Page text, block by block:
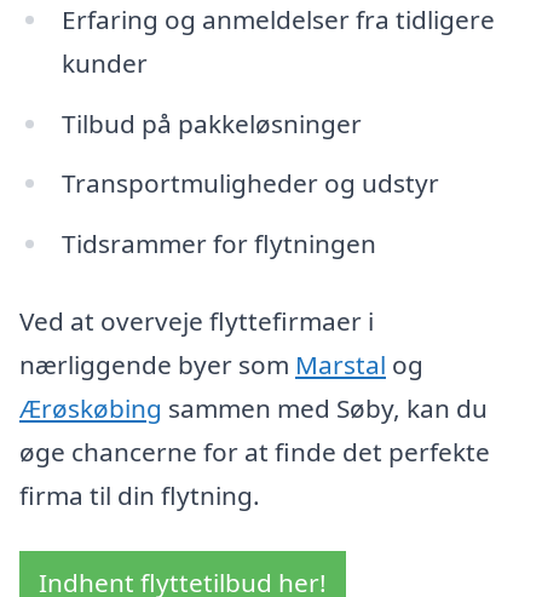
Erfaring og anmeldelser fra tidligere
kunder
Tilbud på pakkeløsninger
Transportmuligheder og udstyr
Tidsrammer for flytningen
Ved at overveje flyttefirmaer i
nærliggende byer som Marstal og
Ærøskøbing sammen med Søby, kan du
øge chancerne for at finde det perfekte
firma til din flytning.
Indhent flyttetilbud her!